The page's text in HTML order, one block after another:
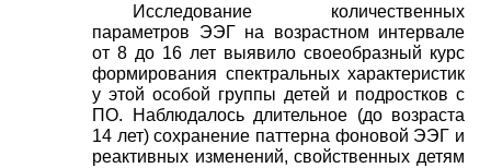
Исследование количественных
параметров ЭЭГ на возрастном интервале
от 8 до 16 лет выявило своеобразный курс
формирования спектральных характеристик
у этой особой группы детей и подростков с
ПО. Наблюдалось длительное (до возраста
14 лет) сохранение паттерна фоновой ЭЭГ и
реактивных изменений, свойственных детям